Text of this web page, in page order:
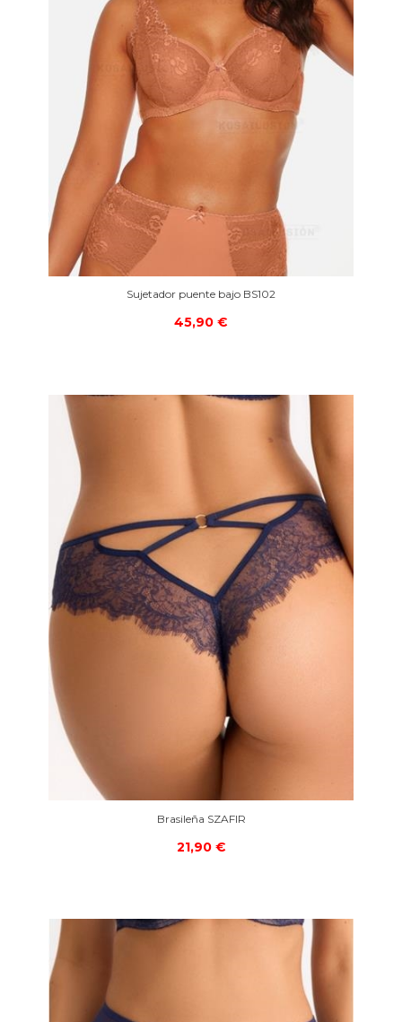
Sujetador puente bajo BS102
45,90 €
Brasileña SZAFIR
21,90 €